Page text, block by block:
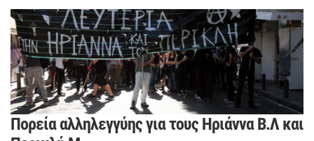
Πορεία αλληλεγγύης για τους Ηριάννα Β.Λ και